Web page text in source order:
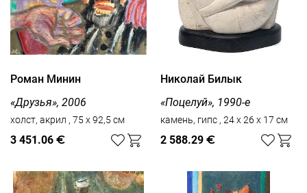
Роман Минин
«Друзья», 2006
холст, акрил , 75 x 92,5 см
3 451.06 €
Николай Билык
«Поцелуй», 1990-е
камень, гипс , 24 х 26 х 17 см
2 588.29 €